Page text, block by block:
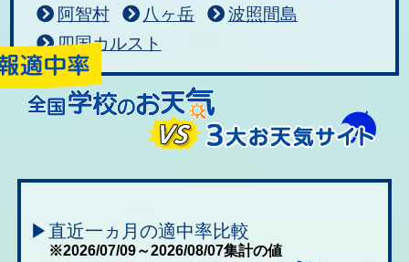
阿智村
八ヶ岳
波照間島
四国カルスト
▶直近一ヵ月の適中率比較
※2026/07/09～2026/08/07集計の値